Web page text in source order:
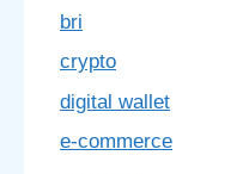
bri
crypto
digital wallet
e-commerce